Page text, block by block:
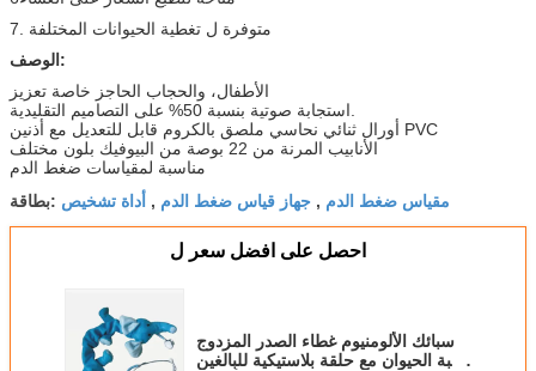
7. متوفرة ل تغطية الحيوانات المختلفة
الوصف:
الأطفال، والحجاب الحاجز خاصة تعزيز
أورال ثنائي نحاسي ملصق بالكروم قابل للتعديل مع أذنين PVC
الأنابيب المرنة من 22 بوصة من البيوفيك بلون مختلف
مناسبة لمقياسات ضغط الدم
بطاقة: أداة تشخيص , جهاز قياس ضغط الدم , مقياس ضغط الدم
احصل على افضل سعر ل
سبائك الألومنيوم غطاء الصدر المزدوج
لعبة الحيوان مع حلقة بلاستيكية للبالغين